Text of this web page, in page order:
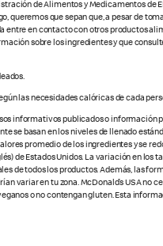
de Alimentos y Medicamentos de
que sepan que, a pesar de
en contacto con otros productos
sobre los ingredientes y que
las necesidades calóricas de cada
informativos publicados o información
se basan en los niveles de llenado
promedio de los ingredientes y se
de Estados Unidos. La variación en
todos los productos. Además, las
variar en tu zona. McDonald’s USA
o no contengan gluten. Esta